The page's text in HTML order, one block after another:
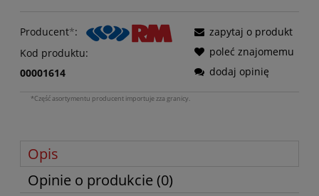
Producent*:
Kod produktu:
00001614
zapytaj o produkt
poleć znajomemu
dodaj opinię
*Część asortymentu producent importuje zza granicy.
Opis
Opinie o produkcie (0)